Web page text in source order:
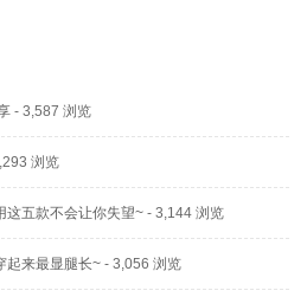
- 3,587 浏览
浏览
这五款不会让你失望~ - 3,144 浏览
起来最显腿长~ - 3,056 浏览